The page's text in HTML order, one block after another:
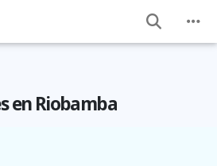
en Riobamba